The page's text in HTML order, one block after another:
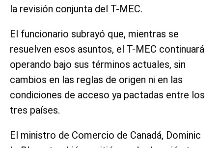
la revisión conjunta del T-MEC.
El funcionario subrayó que, mientras se
resuelven esos asuntos, el T-MEC continuará
operando bajo sus términos actuales, sin
cambios en las reglas de origen ni en las
condiciones de acceso ya pactadas entre los
tres países.
El ministro de Comercio de Canadá, Dominic